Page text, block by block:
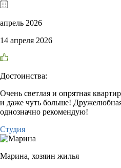
апрель 2026
14 апреля 2026
Достоинства:
Очень светлая и опрятная
и даже чуть больше!
однозначно рекомендую!
Студия
Марина, хозяин жилья